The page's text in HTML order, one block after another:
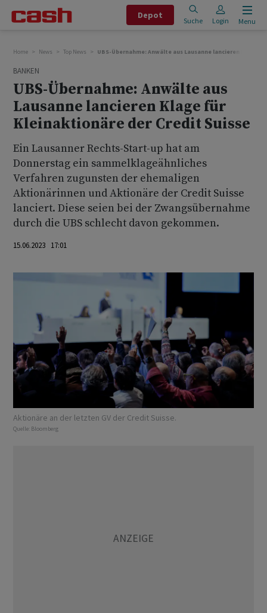
Depot
Suche Login Menu
Home News Top News UBS-Übernahme: Anwälte aus Lausanne lancieren Klage
BANKEN
UBS-Übernahme: Anwälte aus
Lausanne lancieren Klage für
Kleinaktionäre der Credit Suisse
Ein Lausanner Rechts-Start-up hat am
Donnerstag ein sammelklageähnliches
Verfahren zugunsten der ehemaligen
Aktionärinnen und Aktionäre der Credit Suisse
lanciert. Diese seien bei der Zwangsübernahme
durch die UBS schlecht davon gekommen.
15.06.2023 17:01
Aktionäre an der letzten GV der Credit Suisse.
Quelle: Bloomberg